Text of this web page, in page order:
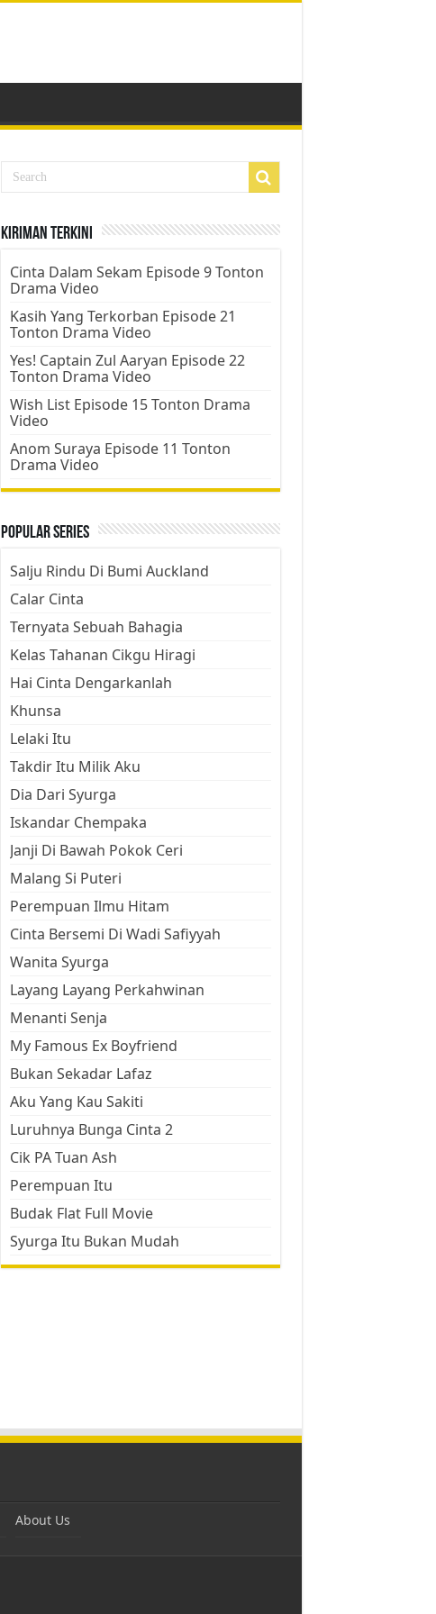
Kiriman Terkini
Cinta Dalam Sekam Episode 9 Tonton
Drama Video
Kasih Yang Terkorban Episode 21
Tonton Drama Video
Yes! Captain Zul Aaryan Episode 22
Tonton Drama Video
Wish List Episode 15 Tonton Drama
Video
Anom Suraya Episode 11 Tonton
Drama Video
Popular Series
Salju Rindu Di Bumi Auckland
Calar Cinta
Ternyata Sebuah Bahagia
Kelas Tahanan Cikgu Hiragi
Hai Cinta Dengarkanlah
Khunsa
Lelaki Itu
Takdir Itu Milik Aku
Dia Dari Syurga
Iskandar Chempaka
Janji Di Bawah Pokok Ceri
Malang Si Puteri
Perempuan Ilmu Hitam
Cinta Bersemi Di Wadi Safiyyah
Wanita Syurga
Layang Layang Perkahwinan
Menanti Senja
My Famous Ex Boyfriend
Bukan Sekadar Lafaz
Aku Yang Kau Sakiti
Luruhnya Bunga Cinta 2
Cik PA Tuan Ash
Perempuan Itu
Budak Flat Full Movie
Syurga Itu Bukan Mudah
About Us